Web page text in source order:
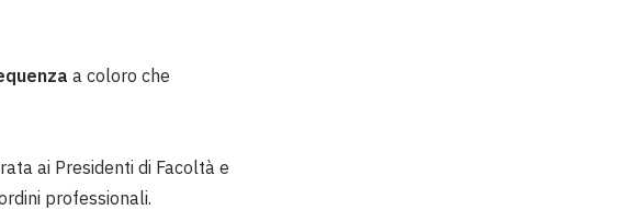
a coloro che
ai Presidenti di Facoltà e
professionali.